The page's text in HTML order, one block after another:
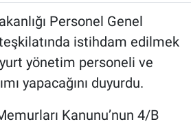
Personel Genel
istihdam edilmek
yönetim personeli ve
yapacağını duyurdu.
Kanunu’nun 4/B